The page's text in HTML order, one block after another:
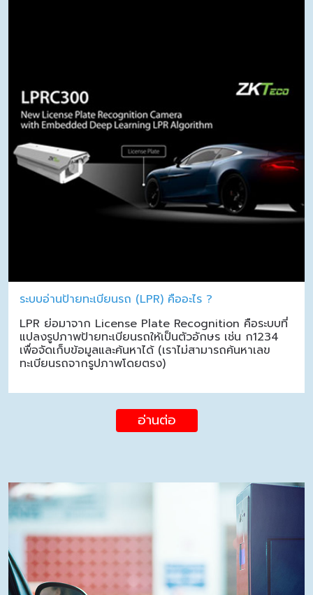
ระบบอ่านป้ายทะเบียนรถ (LPR) คืออะไร ?
LPR ย่อมาจาก License Plate Recognition คือระบบที่
แปลงรูปภาพป้ายทะเบียนรถให้เป็นตัวอักษร เช่น ก1234
เพื่อจัดเก็บข้อมูลและค้นหาได้ (เราไม่สามารถค้นหาเลข
ทะเบียนรถจากรูปภาพโดยตรง)
อ่านต่อ